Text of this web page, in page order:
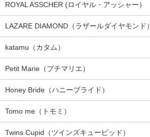
ROYAL ASSCHER (ロイヤル・アッシャー）
LAZARE DIAMOND（ラザールダイヤモンド）
katamu（カタム）
Petit Marie（プチマリエ）
Honey Bride（ハニーブライド）
Tomo me（トモミ）
Twins Cupid（ツインズキューピッド）